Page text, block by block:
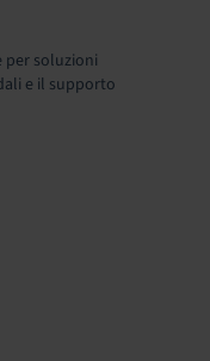
per soluzioni
e il supporto